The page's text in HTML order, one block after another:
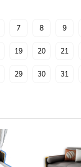
7 8 9
19 20 21
29 30 31